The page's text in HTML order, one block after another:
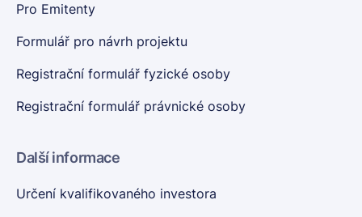
Pro Emitenty
Formulář pro návrh projektu
Registrační formulář fyzické osoby
Registrační formulář právnické osoby
Další informace
Určení kvalifikovaného investora